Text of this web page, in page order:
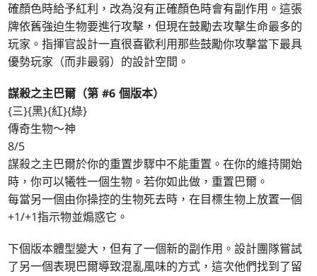
確顏色時給予紅利，改為沒有正確顏色時會有副作用。這張
牌依舊強迫生物要進行攻擊，但現在鼓勵去攻擊生命最多的
玩家。指揮官設計一直很喜歡利用那些鼓勵你攻擊當下最具
優勢玩家（而非最弱）的設計空間。
謀殺之主巴爾（第 #6 個版本）
{三}{黑}{紅}{綠}
傳奇生物～神
8/5
謀殺之主巴爾於你的重置步驟中不能重置。在你的維持開始
時，你可以犧牲一個生物。若你如此做，重置巴爾。
每當另一個由你操控的生物死去時，在目標生物上放置一個
+1/+1指示物並煽惑它。
下個版本體型變大，但有了一個新的副作用。設計團隊嘗試
了另一個表現巴爾導致混亂風味的方式，這次他們找到了留